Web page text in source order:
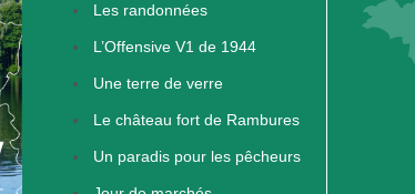
Les randonnées
L’Offensive V1 de 1944
Une terre de verre
Le château fort de Rambures
Un paradis pour les pêcheurs